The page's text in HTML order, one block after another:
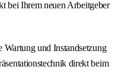
bei Ihrem neuen Arbeitgeber
Wartung und Instandsetzung
direkt beim